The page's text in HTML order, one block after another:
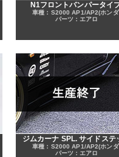
N1フロントバンパータイ
車種：S2000 AP1/AP2(ホン
パーツ：エアロ
ジムカーナ SPL. サイドステ
車種：S2000 AP1/AP2(ホン
パーツ：エアロ